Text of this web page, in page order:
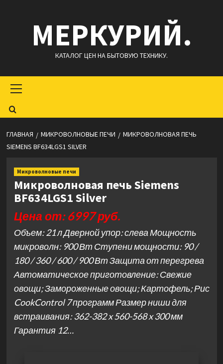
содержимомуМЕРКУРИЙ.
КАТАЛОГ ЦЕН НА БЫТОВУЮ ТЕХНИКУ.
меню
ГЛАВНАЯ МИКРОВОЛНОВЫЕ ПЕЧИ
МИКРОВОЛНОВАЯ ПЕЧЬ
SIEMENS BF634LGS1 SILVER
Микроволновые печи
Микроволновая печь Siemens
BF634LGS1 Silver
Цена от: 6997 руб.
Объем: 21 л Дверной упор: слева Мощность
микроволн: 900 Вт Ступени мощности: 90 /
180 / 360 / 600 / 900 Вт Защита от перегрева
Автоматическое приготовление: Свежие
овощи; Замороженные овощи; Картофель; Рис
CookControl 7 программ Размер ниши для
встраивания: 362-382 x 560-568 x 300 мм
Гарантия 12…